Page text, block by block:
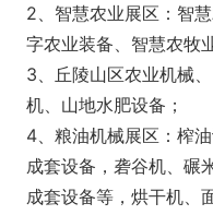
2、智慧农业展区：智
字农业装备、智慧农牧
3、丘陵山区农业机械
机、山地水肥设备；
4、粮油机械展区：榨
成套设备，砻谷机、碾
成套设备等，烘干机、